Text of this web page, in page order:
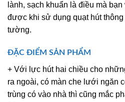
lành, sạch khuẩn là điều mà
được khi sử dụng quạt hút thông
tường.
ĐẶC ĐIỂM SẢN PHẨM
+ Với lực hút hai chiều cho
ra ngoài, có màn che lưới ngăn
trùng có vào nhà thì cũng mắc